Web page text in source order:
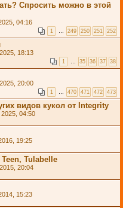
Спросить можно в этой
04:16
1 … 249 250 251 252
18:13
1 … 35 36 37 38
20:00
1 … 470 471 472 473
видов кукол от Integrity
04:50
19:25
Tulabelle
20:04
15:23